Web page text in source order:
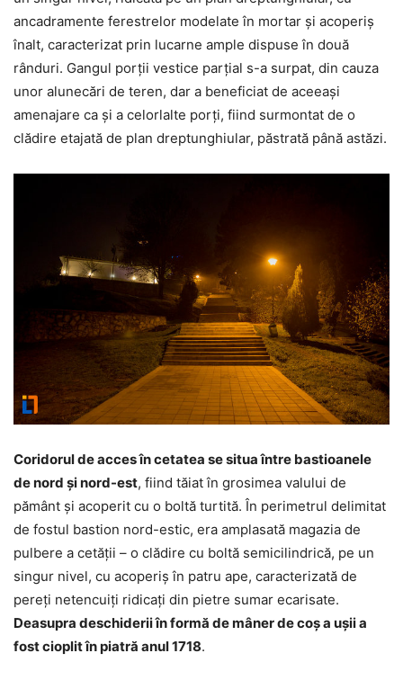
ancadramente ferestrelor modelate în mortar și acoperiș
înalt, caracterizat prin lucarne ample dispuse în două
rânduri. Gangul porții vestice parțial s-a surpat, din cauza
unor alunecări de teren, dar a beneficiat de aceeași
amenajare ca și a celorlalte porți, fiind surmontat de o
clădire etajată de plan dreptunghiular, păstrată până astăzi.
Coridorul de acces în cetatea se situa între bastioanele
de nord și nord-est, fiind tăiat în grosimea valului de
pământ și acoperit cu o boltă turtită. În perimetrul delimitat
de fostul bastion nord-estic, era amplasată magazia de
pulbere a cetății – o clădire cu boltă semicilindrică, pe un
singur nivel, cu acoperiș în patru ape, caracterizată de
pereți netencuiți ridicați din pietre sumar ecarisate.
Deasupra deschiderii în formă de mâner de coș a ușii a
fost cioplit în piatră anul 1718.